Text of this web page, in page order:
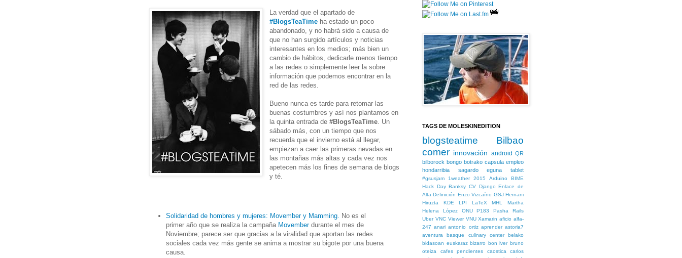
La verdad que el apartado de
#BlogsTeaTime ha estado un poco
abandonado, y no habrá sido a causa de
que no han surgido artículos y noticias
interesantes en los medios; más bien un
cambio de hábitos, dedicarle menos tiempo
a las redes o simplemente leer la sobre
información que podemos encontrar en la
red de las redes.
Bueno nunca es tarde para retomar las
buenas costumbres y así nos plantamos en
la quinta entrada de#BlogsTeaTime . Un
sábado más, con un tiempo que nos
recuerda que el invierno está al llegar,
empiezan a caer las primeras nevadas en
las montañas más altas y cada vez nos
apetecen más los fines de semana de blogs
y té.
Solidaridad de hombres y mujeres: Movember y Mamming. No es el
primer año que se realiza la campaña Movemberdurante el mes de
Noviembre; parece ser que gracias a la viralidad que aportan las redes
sociales cada vez más gente se anima a mostrar su bigote por una buena
causa.
TAGS DE MOLESKINEDITION
blogsteatime
Bilbao
comer innovación android QR
bilborock bongo botrako capsula empleo
hondarribia
sagardo eguna tablet
#gsusjam 1weather 2015 Arduino
BIME
Hack Day Banksy CV Django Enlace de
Alta Definición Enzo Vizcaíno GSJ Hernani
Hiruzta
KDE LPI LaTeX MHL
Martha
Helena López
ONU P183 Pasha
Rails
Uber VNC Viewer VNU Xamarin aficio alfa-
247 anari antonio ortiz aprender astoria7
aventura
basque culinary center
belako
bidasoan euskaraz bizarro bon iver bruno
oteiza
cafes pendientes caostica
carlos